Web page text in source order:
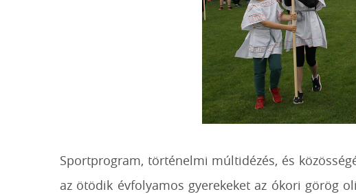
Sportprogram, történelmi múltidézés, és
az ötödik évfolyamos gyerekeket az ókori görög